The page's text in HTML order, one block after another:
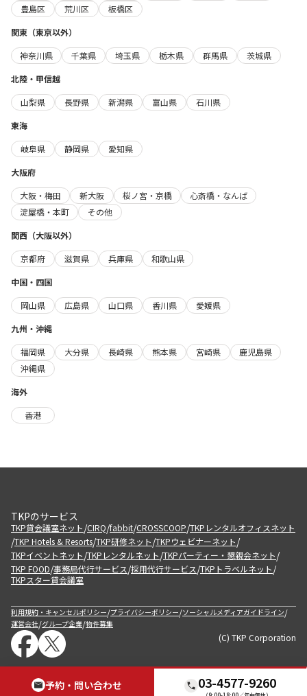
予約・問い合わせ 03-4577-9260
豊島区
荒川区
板橋区
関東（東京以外）
神奈川県
千葉県 埼玉県 栃木県 群馬県
茨城県
北陸・甲信越
山梨県
長野県 新潟県 富山県
石川県
東海
岐阜県
静岡県
愛知県
大阪府
大阪・梅田
新大阪 桜ノ宮・京橋
心斎橋・なんば
淀屋橋・本町
その他
関西（大阪以外）
京都府
滋賀県 兵庫県
和歌山県
中国・四国
岡山県
広島県 山口県 香川県
愛媛県
九州・沖縄
福岡県
大分県 長崎県 熊本県 宮崎県
鹿児島県
沖縄県
海外
香港
TKPのサービス
TKP貸会議室ネット/CIRQ/fabbit/CROSSCOOP/TKPレンタルオフィスネット
/TKP Hotels & Resorts/TKP研修ネット/TKPウェビナーネット/
TKPイベントネット/TKPレンタルネット/TKPパーティー・懇親会ネット/
TKP FOOD/事務局代行サービス/採用代行サービス/TKPトラベルネット/
TKPスター貸会議室
利用規約・キャンセルポリシー/プライバシーポリシー/ソーシャルメディアガイドライン/
運営会社/グループ企業/物件募集
(C) TKP Corporation